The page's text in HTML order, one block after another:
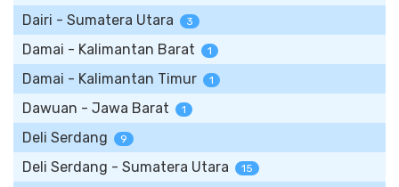
Dairi - Sumatera Utara 3
Damai - Kalimantan Barat 1
Damai - Kalimantan Timur 1
Dawuan - Jawa Barat 1
Deli Serdang 9
Deli Serdang - Sumatera Utara 15